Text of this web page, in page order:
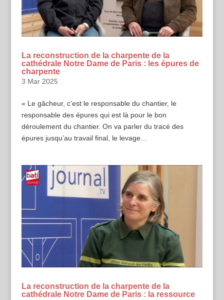
La reconstruction de la charpente de la
cathédrale Notre Dame de Paris : les épures de
charpente
3 Mar 2025
« Le gâcheur, c’est le responsable du chantier, le
responsable des épures qui est là pour le bon
déroulement du chantier. On va parler du tracé des
épures jusqu’au travail final, le levage…
La reconstruction de la charpente de la
cathédrale Notre Dame de Paris : la ressource